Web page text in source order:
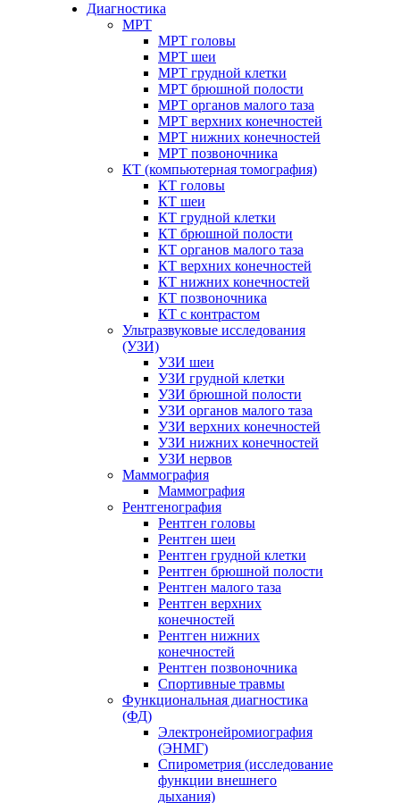
Диагностика
МРТ
МРТ головы
МРТ шеи
МРТ грудной клетки
МРТ брюшной полости
МРТ органов малого таза
МРТ верхних конечностей
МРТ нижних конечностей
МРТ позвоночника
КТ (компьютерная томография)
КТ головы
КТ шеи
КТ грудной клетки
КТ брюшной полости
КТ органов малого таза
КТ верхних конечностей
КТ нижних конечностей
КТ позвоночника
КТ с контрастом
Ультразвуковые исследования
(УЗИ)
УЗИ шеи
УЗИ грудной клетки
УЗИ брюшной полости
УЗИ органов малого таза
УЗИ верхних конечностей
УЗИ нижних конечностей
УЗИ нервов
Маммография
Маммография
Рентгенография
Рентген головы
Рентген шеи
Рентген грудной клетки
Рентген брюшной полости
Рентген малого таза
Рентген верхних
конечностей
Рентген нижних
конечностей
Рентген позвоночника
Спортивные травмы
Функциональная диагностика
(ФД)
Электронейромиография
(ЭНМГ)
Спирометрия (исследование
функции внешнего
дыхания)